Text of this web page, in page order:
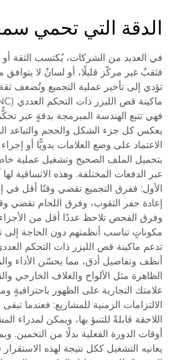
الدقة التي تحمي
في العديد من الشركات، يُكتسب الثقة
فثقبٌ غير مركّز قليلًا، أو لسانٌ لا
تؤدي إلى تأخير عملية التجميع وتُضعف
فهي تتبع الهندسة المبرمجة بدقةٍ عبر
يعكس كل جزء الشكل والحجم والتباعد
الاعتماد على وضع العلامات يدويًّا أو
بتحميل الملف الصحيح وتشغيل عملية
عبر الدفعات المختلفة. وهذه الاتساقية
الأول: ففرق التجميع تقضي وقتًا أقل في
إعادة حفر الثقوب، وفرق اللحام تقضي
وفرق الفحص تلاحظ عددًا أقل من الأجزاء
مكوناتٍ تناسب أنظمتهم دون الحاجة إلى
أنظف وتفاصيل أدق، مما يحسّن الأداء
الظاهرة مثل الألواح والغلاف الخارجي
علامتك التجارية على الظهور باحترافيةٍ
الالتزامات الزمنية للمشاريع: فعندما
اللاحقة قابلةً للتنبؤ بها، ويمكن لمدراء
أوقات الدورة الفعلية بدلًا من التخمين.
يعانيه التشغيل ككل نتيجة لهذه